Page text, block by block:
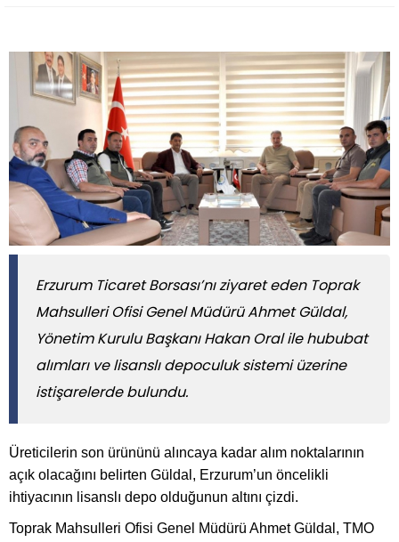
Erzurum Ticaret Borsası’nı ziyaret eden Toprak
Mahsulleri Ofisi Genel Müdürü Ahmet Güldal,
Yönetim Kurulu Başkanı Hakan Oral ile hububat
alımları ve lisanslı depoculuk sistemi üzerine
istişarelerde bulundu.
Üreticilerin son ürününü alıncaya kadar alım noktalarının
açık olacağını belirten Güldal, Erzurum’un öncelikli
ihtiyacının lisanslı depo olduğunun altını çizdi.
Toprak Mahsulleri Ofisi Genel Müdürü Ahmet Güldal, TMO